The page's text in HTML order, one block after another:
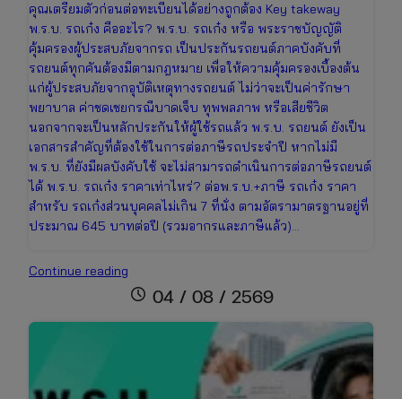
คุณเตรียมตัวก่อนต่อทะเบียนได้อย่างถูกต้อง Key takeway
พ.ร.บ. รถเก๋ง คืออะไร? พ.ร.บ. รถเก๋ง หรือ พระราชบัญญัติ
คุ้มครองผู้ประสบภัยจากรถ เป็นประกันรถยนต์ภาคบังคับที่
รถยนต์ทุกคันต้องมีตามกฎหมาย เพื่อให้ความคุ้มครองเบื้องต้น
แก่ผู้ประสบภัยจากอุบัติเหตุทางรถยนต์ ไม่ว่าจะเป็นค่ารักษา
พยาบาล ค่าชดเชยกรณีบาดเจ็บ ทุพพลภาพ หรือเสียชีวิต
นอกจากจะเป็นหลักประกันให้ผู้ใช้รถแล้ว พ.ร.บ. รถยนต์ ยังเป็น
เอกสารสำคัญที่ต้องใช้ในการต่อภาษีรถประจำปี หากไม่มี
พ.ร.บ. ที่ยังมีผลบังคับใช้ จะไม่สามารถดำเนินการต่อภาษีรถยนต์
ได้ พ.ร.บ. รถเก๋ง ราคาเท่าไหร่? ต่อพ.ร.บ.+ภาษี รถเก๋ง ราคา
สำหรับ รถเก๋งส่วนบุคคลไม่เกิน 7 ที่นั่ง ตามอัตรามาตรฐานอยู่ที่
ประมาณ 645 บาทต่อปี (รวมอากรและภาษีแล้ว)…
Continue reading
รถ
เช็ก
schedule 04 / 08 / 2569